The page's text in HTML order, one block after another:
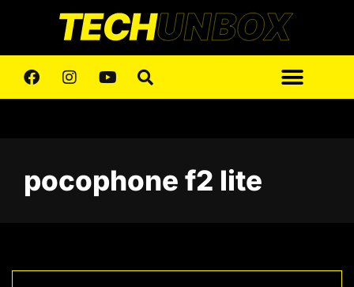
pocophone f2 lite